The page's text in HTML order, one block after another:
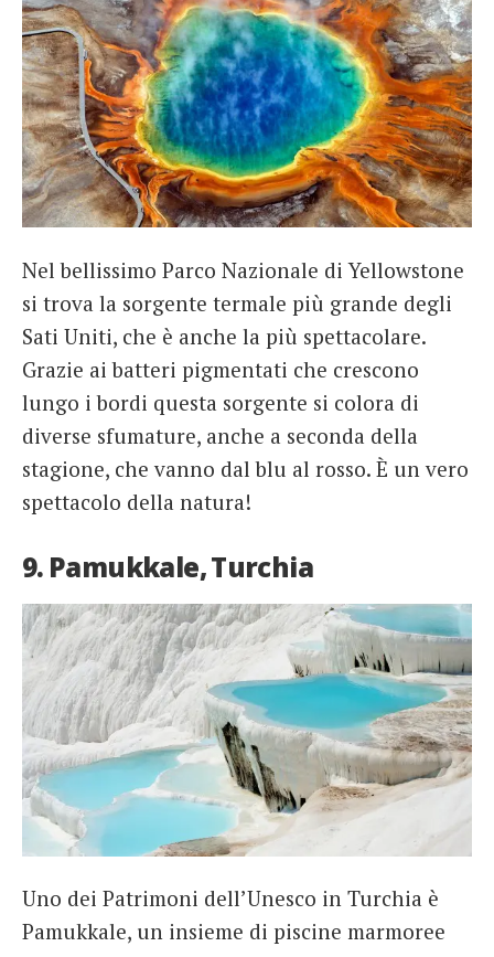
Nel bellissimo Parco Nazionale di Yellowstone
si trova la sorgente termale più grande degli
Sati Uniti, che è anche la più spettacolare.
Grazie ai batteri pigmentati che crescono
lungo i bordi questa sorgente si colora di
diverse sfumature, anche a seconda della
stagione, che vanno dal blu al rosso. È un vero
spettacolo della natura!
9. Pamukkale, Turchia
Uno dei Patrimoni dell’Unesco in Turchia è
Pamukkale, un insieme di piscine marmoree